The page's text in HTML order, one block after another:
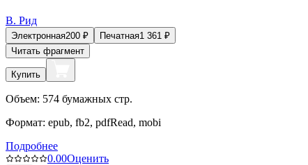
В. Рид
Электронная200 ₽ Печатная1 361 ₽
Читать фрагмент
Купить
Объем: 574 бумажных стр.
Формат: epub, fb2, pdfRead, mobi
Подробнее
0.00Оценить